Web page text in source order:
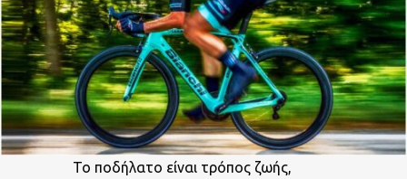
Το ποδήλατο είναι τρόπος ζωής,